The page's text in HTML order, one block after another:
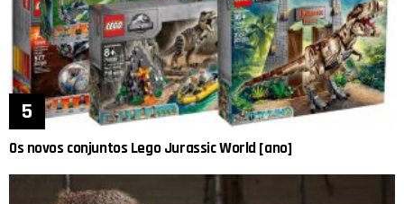
Os novos conjuntos Lego Jurassic World [ano]